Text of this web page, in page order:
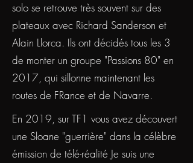
solo se retrouve très souvent sur des
plateaux avec Richard Sanderson et
Alain Llorca. Ils ont décidés tous les 3
de monter un groupe "Passions 80" en
2017, qui sillonne maintenant les
routes de FRance et de Navarre.
En 2019, sur TF1 vous avez découvert
une Sloane "guerrière" dans la célèbre
émission de télé-réalité Je suis une